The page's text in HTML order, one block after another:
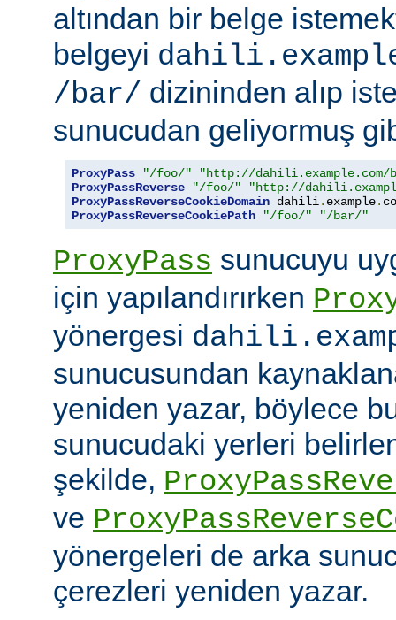
altından bir belge
belgeyi
/bar/ dizininden alıp
sunucudan geliyormuş
ProxyPass "/foo/"
"http://dahili.example.com/
ProxyPassReverse
"/foo/"
"http://
ProxyPassReverseCookieDomain dahili. example.
ProxyPassReverseCookiePath
"/foo/" "/bar/"
ProxyPass sunucuyu
için yapılandırırken
yönergesi
sunucusundan
yeniden yazar, böylece
sunucudaki yerleri
şekilde,
ve
yönergeleri de arka
çerezleri yeniden yazar.